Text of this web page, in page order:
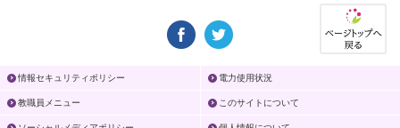
情報セキュリティポリシー 電力使用状況
教職員メニュー このサイトについて